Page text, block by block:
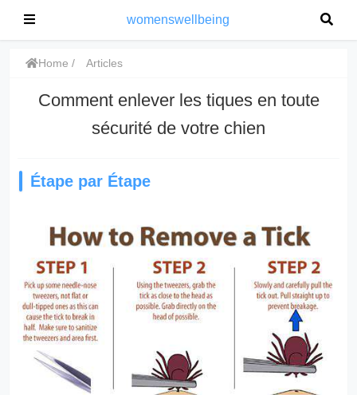
womenswellbeing
Home Articles
Comment enlever les tiques en toute
sécurité de votre chien
Étape par Étape